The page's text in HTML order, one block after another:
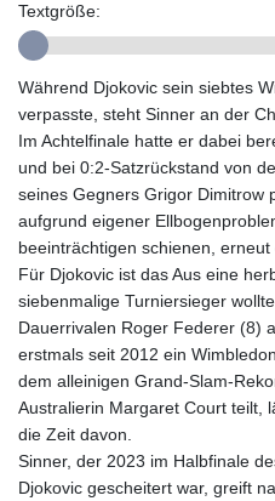
IRR
Textgröße:
Während Djokovic sein siebtes
verpasste, steht Sinner an der
Im Achtelfinale hatte er dabei
und bei 0:2-Satzrückstand von
seines Gegners Grigor Dimitrow
aufgrund eigener
beeinträchtigen schienen,
Für Djokovic ist das Aus eine
siebenmalige Turniersieger
Dauerrivalen Roger Federer (8)
erstmals seit 2012 ein
dem alleinigen Grand-Slam-
Australierin Margaret Court teilt,
die Zeit davon.
Sinner, der 2023 im Halbfinale
Djokovic gescheitert war, greift